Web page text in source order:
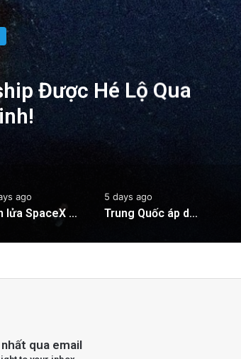
Được Hé Lộ Qua
ago
Tên lửa SpaceX chuẩn bị va chạm với Mặt Trăng: Cú sốc vũ trụ sắp xảy ra!
5 days ago
Trung Quốc áp dụng công nghệ lượng tử để ngăn chặn tình trạng mất điện diện rộng
qua email